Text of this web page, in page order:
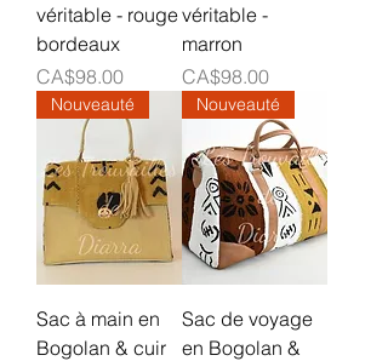
véritable - rouge
bordeaux
Prix
CA$98.00
véritable -
marron
Prix
CA$98.00
Nouveauté
Sac à main en
Bogolan & cuir
Nouveauté
Sac de voyage
en Bogolan &